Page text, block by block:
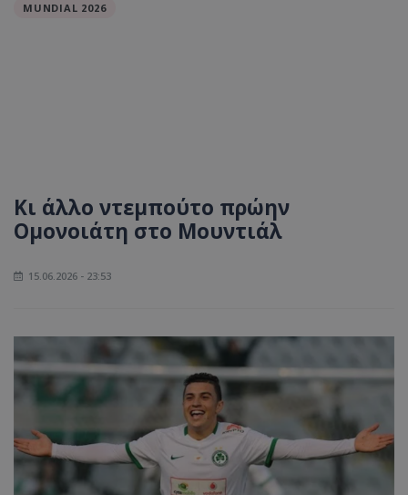
MUNDIAL 2026
Κι άλλο ντεμπούτο πρώην
Ομονοιάτη στο Μουντιάλ
15.06.2026 - 23:53